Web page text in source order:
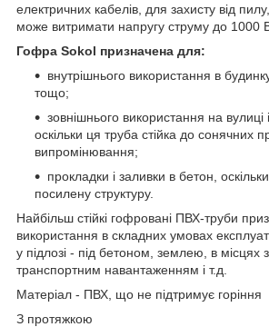
електричних кабелів, для захисту від
може витримати напругу струму до 1000
Гофра Sokol призначена для:
внутрішнього використання в
тощо;
зовнішнього використання на вулиці
оскільки ця труба стійка до сонячних
випромінювання;
прокладки і заливки в бетон,
посилену структуру.
Найбільш стійкі гофровані ПВХ-труби
використання в складних умовах
у підлозі - під бетоном, землею, в місцях
транспортним навантаженням і т.д.
Матеріал - ПВХ, що не підтримує горіння
З протяжкою